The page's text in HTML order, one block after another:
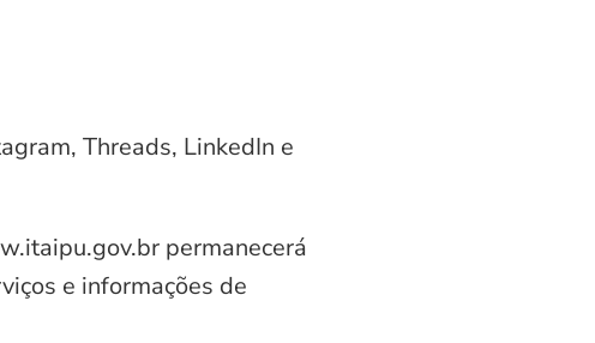
Threads, LinkedIn e
permanecerá
e informações de